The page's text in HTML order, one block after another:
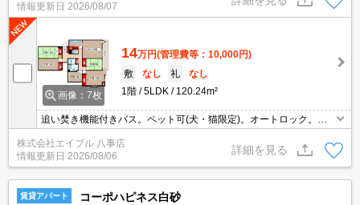
情報更新日 2026/08/07
画像：7枚
14万円(管理費等：10,000円)
敷
なし 礼
なし
1階
5LDK 120.24m²
追い焚き機能付きバス。ペット可(犬・猫限定)。オートロック。フ
ァミリーさんにオススメ!。コンビニへ500m。
株式会社エイブル 八事店
情報更新日 2026/08/06
詳細を見る
賃貸アパート コーポハピネス白砂